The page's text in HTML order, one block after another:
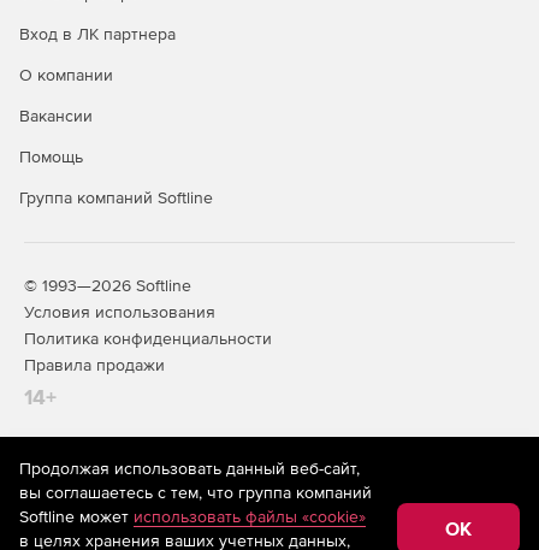
числе для сценария балансировки нагрузки RRI).
Работу через NAT (NAT Traversal).
Мониторинг SNMP.
Высокая надежность и производительность
Возможность оснащения резервными блоками
питания и жесткими дисками, объединенными в RAID.
Вход в ЛК партнера
О компании
Вакансии
Помощь
Группа компаний Softline
© 1993—2026 Softline
Условия использования
Политика конфиденциальности
Правила продажи
14+
На информационном ресурсе store.softline.ru применяются
рекомендательные технологии(информационные технологии
предоставления информации на основе сбора,
систематизации и анализа сведений, относящихся к
Продолжая использовать данный веб-сайт,
вы соглашаетесь с тем, что группа компаний
Softline может использовать файлы «cookie»
в целях хранения ваших учетных данных,
OK